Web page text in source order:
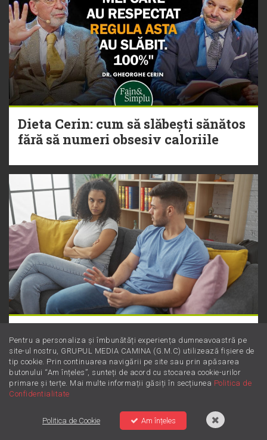
Dieta Cerin: cum să slăbești sănătos
fără să numeri obsesiv caloriile
Dincolo de supărare: Este furie sau
iritare? Învață să le diferențiezi
Pentru a personaliza și îmbunătăți experiența dumneavoastră pe
site-ul nostru, GRUPUL MEDIA CAMINA (G.M.C) utilizează fișiere de
tip cookie. Prin continuarea navigării pe site sau prin apăsarea
butonului “Am înțeles”, sunteți de acord cu stocarea cookie-urilor
primare și terțe. Mai multe informații găsiți în secțiunea Politica de
Confidentialitate
Politica de Cookie Am înțeles